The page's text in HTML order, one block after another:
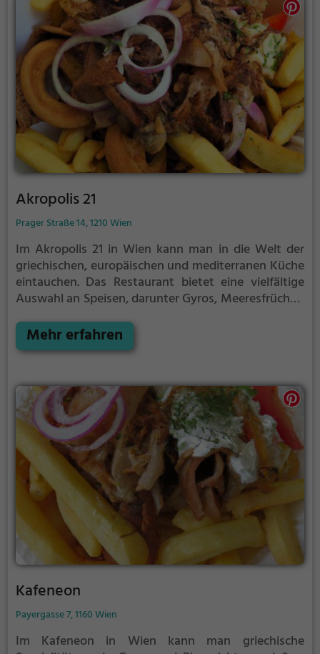
Akropolis 21
Prager Straße 14, 1210 Wien
Im Akropolis 21 in Wien kann man in die Welt der
griechischen, europäischen und mediterranen Küche
eintauchen. Das Restaurant bietet eine vielfältige
Auswahl an Speisen, darunter Gyros, Meeresfrüchte,
Atmosphäre lädt dazu ein, sich wohlzufühlen und
die kulinarischen Köstlichkeiten zu genießen. Ob für
geselligen Abend mit Freunden – hier wird man mit
Sicherheit fündig und kann sich auf einen
schmackhaften Genuss freuen.
Mehr erfahren
Kafeneon
Payergasse 7, 1160 Wien
Im Kafeneon in Wien kann man griechische